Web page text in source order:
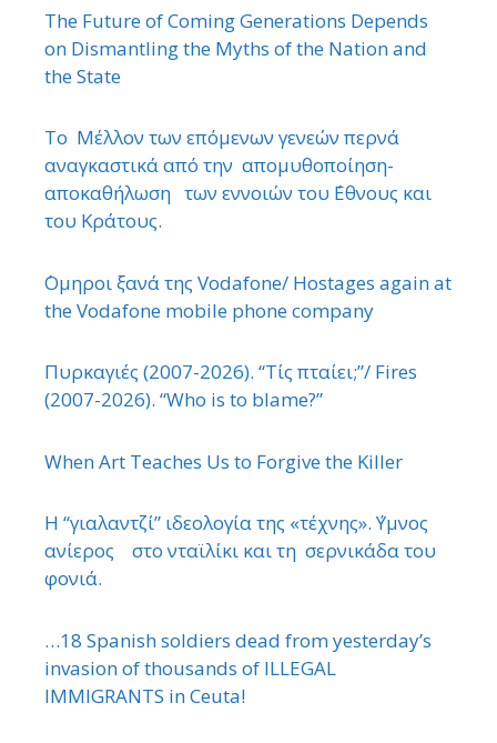
The Future of Coming Generations Depends
on Dismantling the Myths of the Nation and
the State
Το Μέλλον των επόμενων γενεών περνά
αναγκαστικά από την απομυθοποίηση-
αποκαθήλωση των εννοιών του ΄Εθνους και
του Κράτους.
΄Ομηροι ξανά της Vodafone/ Hostages again at
the Vodafone mobile phone company
Πυρκαγιές (2007-2026). “Τίς πταίει;”/ Fires
(2007-2026). “Who is to blame?”
When Art Teaches Us to Forgive the Killer
Η “γιαλαντζί” ιδεολογία της «τέχνης». ΄Υμνος
ανίερος στο νταϊλίκι και τη σερνικάδα του
φονιά.
…18 Spanish soldiers dead from yesterday’s
invasion of thousands of ILLEGAL
IMMIGRANTS in Ceuta!